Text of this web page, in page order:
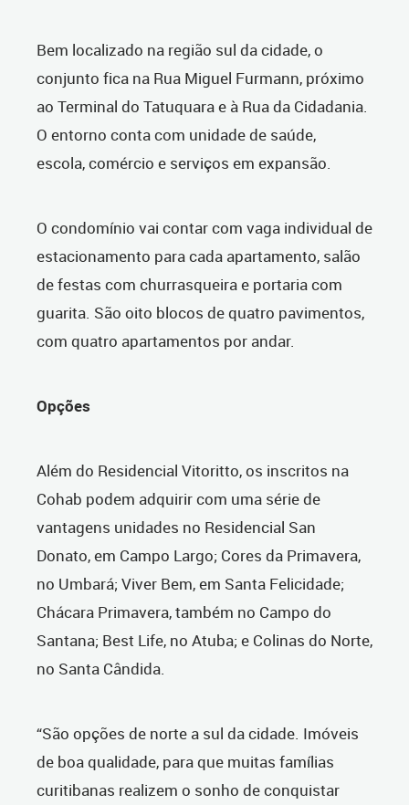
Bem localizado na região sul da cidade, o
conjunto fica na Rua Miguel Furmann, próximo
ao Terminal do Tatuquara e à Rua da Cidadania.
O entorno conta com unidade de saúde,
escola, comércio e serviços em expansão.
O condomínio vai contar com vaga individual de
estacionamento para cada apartamento, salão
de festas com churrasqueira e portaria com
guarita. São oito blocos de quatro pavimentos,
com quatro apartamentos por andar.
Opções
Além do Residencial Vitoritto, os inscritos na
Cohab podem adquirir com uma série de
vantagens unidades no Residencial San
Donato, em Campo Largo; Cores da Primavera,
no Umbará; Viver Bem, em Santa Felicidade;
Chácara Primavera, também no Campo do
Santana; Best Life, no Atuba; e Colinas do Norte,
no Santa Cândida.
“São opções de norte a sul da cidade. Imóveis
de boa qualidade, para que muitas famílias
curitibanas realizem o sonho de conquistar